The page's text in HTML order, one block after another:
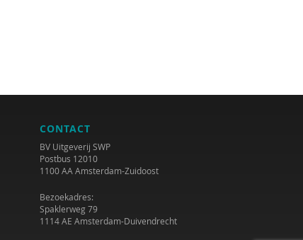
CONTACT
BV Uitgeverij SWP
Postbus 12010
1100 AA Amsterdam-Zuidoost
Bezoekadres:
Spaklerweg 79
1114 AE Amsterdam-Duivendrecht